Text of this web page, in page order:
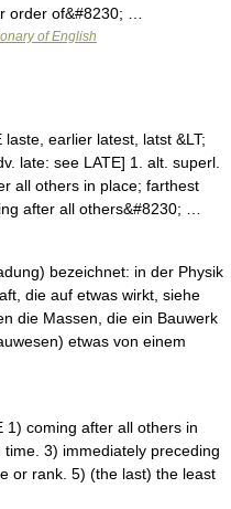
order of&#8230; …
of English
earlier latest, latst &LT;
late: see LATE] 1. alt. superl.
all others in place; farthest
after all others&#8230; …
bezeichnet: in der Physik
die auf etwas wirkt, siehe
die Massen, die ein Bauwerk
etwas von einem
coming after all others in
3) immediately preceding
or rank. 5) (the last) the least